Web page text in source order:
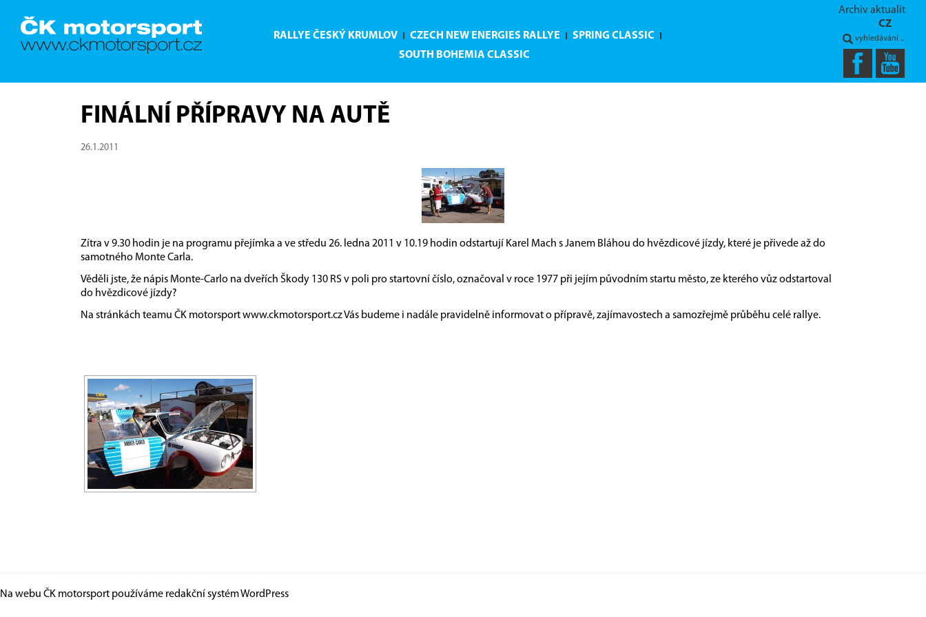
RALLYE ČESKÝ KRUMLOV CZECH NEW ENERGIES RALLYE
SPRING CLASSIC
SOUTH BOHEMIA CLASSIC
Archiv aktualit
CZ
FINÁLNÍ PŘÍPRAVY NA AUTĚ
26.1.2011
Zítra v 9.30 hodin je na programu přejímka a ve středu 26. ledna 2011 v 10.19 hodin odstartují Karel Mach s Janem Bláhou do hvězdicové jízdy, které je přivede až do
samotného Monte Carla.
Věděli jste, že nápis Monte-Carlo na dveřích Škody 130 RS v poli pro startovní číslo, označoval v roce 1977 při jejím původním startu město, ze kterého vůz odstartoval
do hvězdicové jízdy?
Na stránkách teamu ČK motorsportwww.ckmotorsport.czVás budeme i nadále pravidelně informovat o přípravě, zajímavostech a samozřejmě průběhu celé rallye.
Na webu ČK motorsport používáme redakční systémWordPress